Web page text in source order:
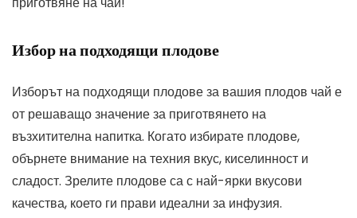
Избор на подходящи плодове
Изборът на подходящи плодове за вашия плодов чай е
от решаващо значение за приготвянето на
възхитителна напитка. Когато избирате плодове,
обърнете внимание на техния вкус, киселинност и
сладост. Зрелите плодове са с най-ярки вкусови
качества, което ги прави идеални за инфузия.